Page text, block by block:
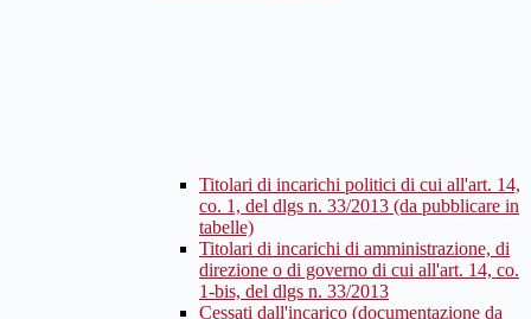
Titolari di incarichi politici di cui all'art. 14,
co. 1, del dlgs n. 33/2013 (da pubblicare in
tabelle)
Titolari di incarichi di amministrazione, di
direzione o di governo di cui all'art. 14, co.
1-bis, del dlgs n. 33/2013
Cessati dall'incarico (documentazione da